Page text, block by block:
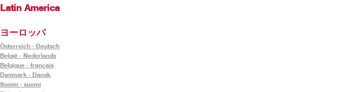
Latin America
ヨーロッパ
Österreich - Deutsch
België - Nederlands
Belgique - français
Danmark - Dansk
Suomi - suomi